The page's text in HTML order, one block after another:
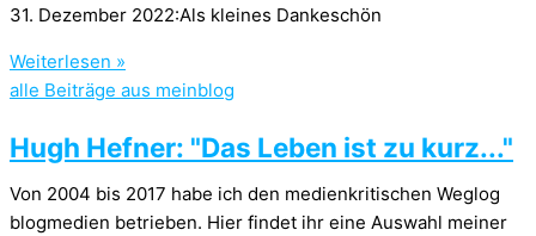
31. Dezember 2022:Als kleines Dankeschön
Weiterlesen »
alle Beiträge aus meinblog
Hugh Hefner: "Das Leben ist zu kurz..."
Von 2004 bis 2017 habe ich den medienkritischen Weglog
blogmedien betrieben. Hier findet ihr eine Auswahl meiner